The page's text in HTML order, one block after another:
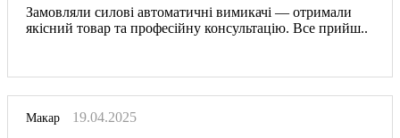
Замовляли силові автоматичні вимикачі — отримали
якісний товар та професійну консультацію. Все прийш..
Макар
19.04.2025